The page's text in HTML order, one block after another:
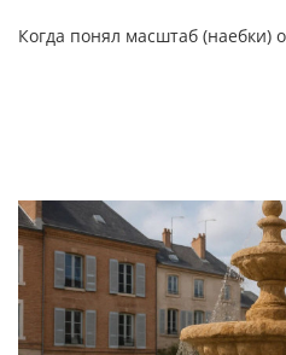
Когда понял масштаб (наебки)